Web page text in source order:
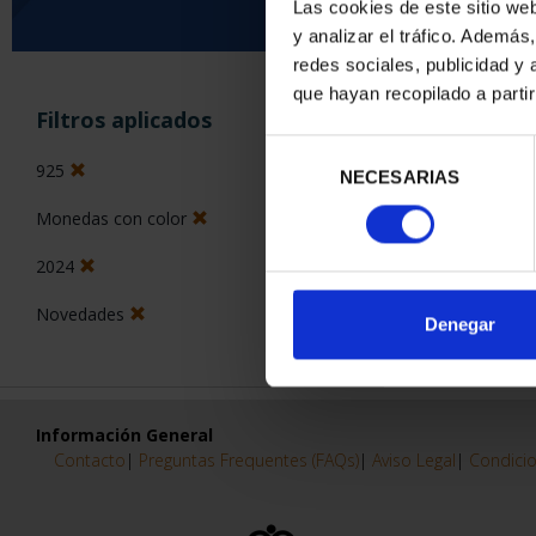
Las cookies de este sitio
y analizar el tráfico.
redes sociales, publicidad y
que hayan recopilado a
consentimiento
NECESARIAS
Denegar
Filtros aplicados
925
Monedas con color
2024
Novedades
0 Productos
Información General
Contacto | Preguntas Frequentes (FAQs)| Aviso Legal |